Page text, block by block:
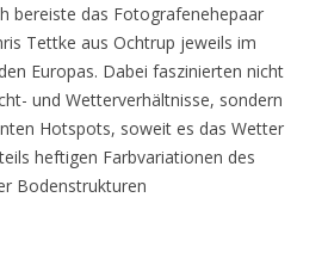
bereiste das Fotografenehepaar
Tettke aus Ochtrup jeweils im
Europas. Dabei faszinierten nicht
und Wetterverhältnisse, sondern
Hotspots, soweit es das Wetter
heftigen Farbvariationen des
Bodenstrukturen